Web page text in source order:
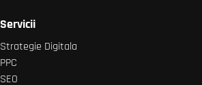
Servicii
Strategie Digitala
PPC
SEO